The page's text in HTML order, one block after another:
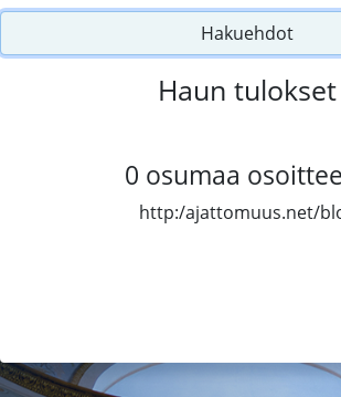
Hakuehdot
Haun tulokset
0 osumaa
http:/ajattomuus.net/